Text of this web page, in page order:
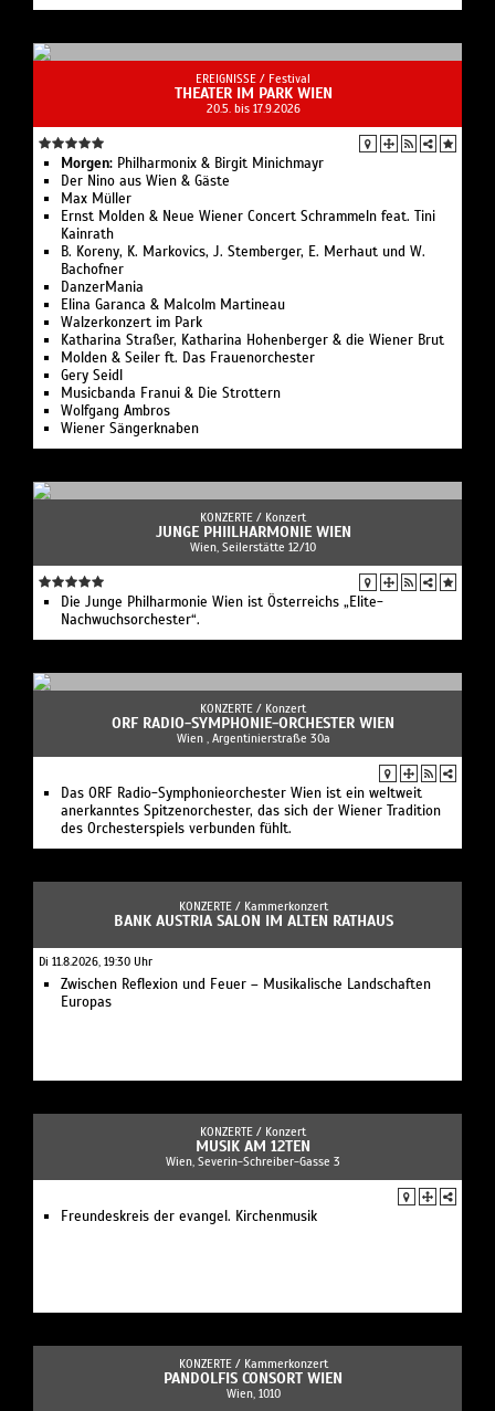
EREIGNISSE / Festival
THEATER IM PARK WIEN
20.5. bis 17.9.2026
Morgen: Philharmonix & Birgit Minichmayr
Der Nino aus Wien & Gäste
Max Müller
Ernst Molden & Neue Wiener Concert Schrammeln feat. Tini
Kainrath
B. Koreny, K. Markovics, J. Stemberger, E. Merhaut und W.
Bachofner
DanzerMania
Elina Garanca & Malcolm Martineau
Walzerkonzert im Park
Katharina Straßer, Katharina Hohenberger & die Wiener Brut
Molden & Seiler ft. Das Frauenorchester
Gery Seidl
Musicbanda Franui & Die Strottern
Wolfgang Ambros
Wiener Sängerknaben
KONZERTE / Konzert
JUNGE PHIILHARMONIE WIEN
Wien, Seilerstätte 12/10
Die Junge Philharmonie Wien ist Österreichs „Elite-
Nachwuchsorchester“.
KONZERTE / Konzert
ORF RADIO-SYMPHONIE-ORCHESTER WIEN
Wien , Argentinierstraße 30a
Das ORF Radio-Symphonieorchester Wien ist ein weltweit
anerkanntes Spitzenorchester, das sich der Wiener Tradition
des Orchesterspiels verbunden fühlt.
KONZERTE / Kammerkonzert
BANK AUSTRIA SALON IM ALTEN RATHAUS
Di 11.8.2026, 19:30 Uhr
Zwischen Reflexion und Feuer – Musikalische Landschaften
Europas
KONZERTE / Konzert
MUSIK AM 12TEN
Wien, Severin-Schreiber-Gasse 3
Freundeskreis der evangel. Kirchenmusik
KONZERTE / Kammerkonzert
PANDOLFIS CONSORT WIEN
Wien, 1010